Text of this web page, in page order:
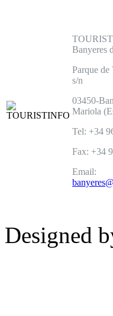
Banyeres
Parque
s/n
03450-
Mariola
Tel: +34
Fax: +34
Email:
Designed